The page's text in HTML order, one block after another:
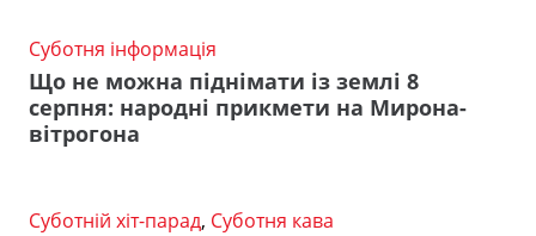
Суботня інформація
Що не можна піднімати із землі 8
серпня: народні прикмети на Мирона-
вітрогона
Суботній хіт-парад, Суботня кава